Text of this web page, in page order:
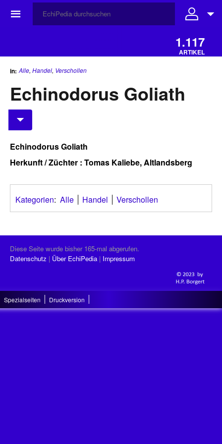
☰
1.117
ARTIKEL
in: Alle, Handel, Verschollen
Echinodorus Goliath
Echinodorus Goliath
Herkunft / Züchter : Tomas Kaliebe, Altlandsberg
Kategorien: Alle Handel Verschollen
Diese Seite wurde bisher 165-mal abgerufen.
Datenschutz
Über EchiPedia Impressum
Spezialseiten Druckversion